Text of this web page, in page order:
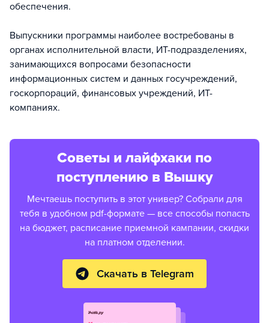
обеспечения.
Выпускники программы наиболее востребованы в
органах исполнительной власти, ИТ-подразделениях,
занимающихся вопросами безопасности
информационных систем и данных госучреждений,
госкорпораций, финансовых учреждений, ИТ-
компаниях.
Советы и лайфхаки по
поступлению в Вышку
Мечтаешь поступить в этот универ? Собрали для
тебя в удобном pdf-формате — все способы попасть
на бюджет, расписание приемной кампании, скидки
на платном отделении.
Скачать в Telegram